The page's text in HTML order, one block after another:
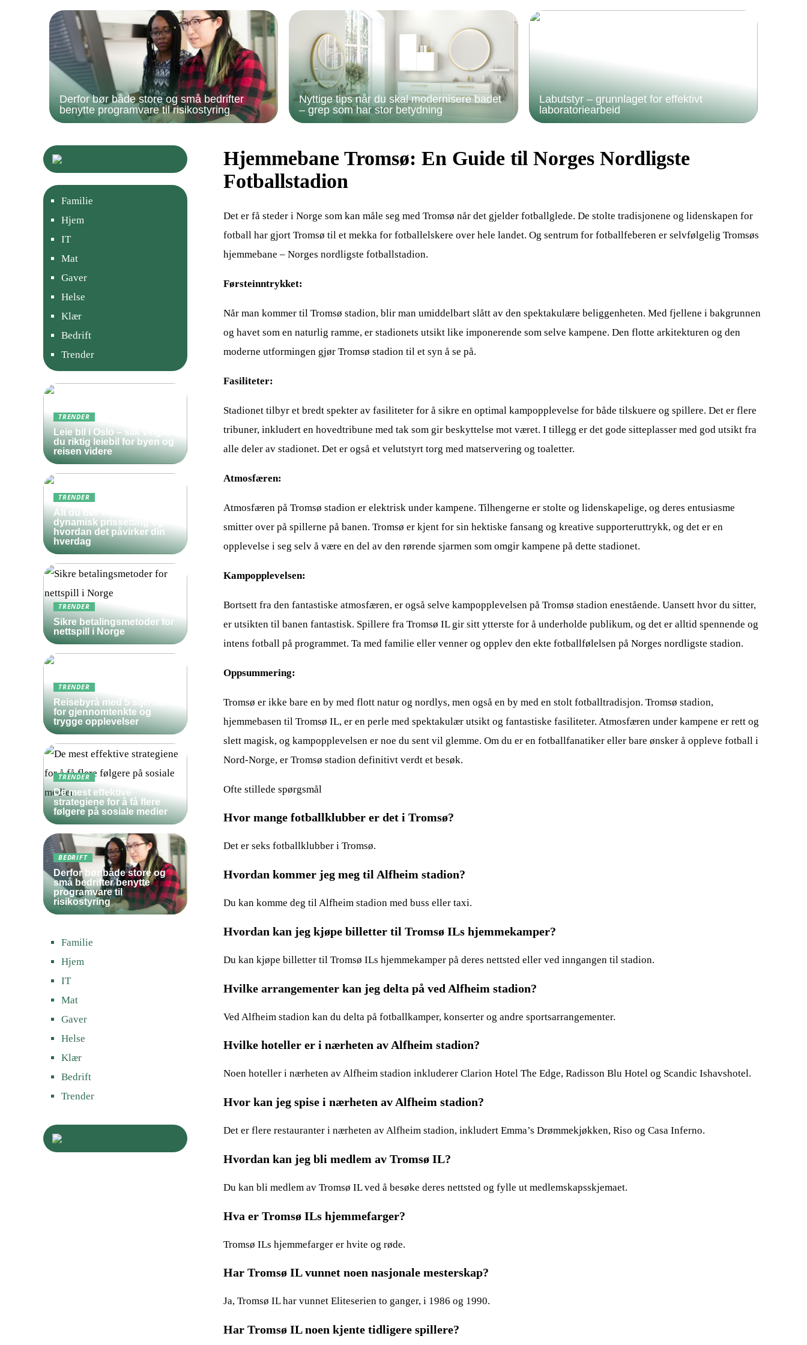
Derfor bør både store og små bedrifter
benytte programvare til risikostyring
Nyttige tips når du skal modernisere badet
– grep som har stor betydning
Labutstyr – grunnlaget for effektivt
laboratoriearbeid
Hjemmebane Tromsø: En Guide til Norges Nordligste
Fotballstadion
Det er få steder i Norge som kan måle seg med Tromsø når det gjelder fotballglede. De stolte tradisjonene og lidenskapen for
fotball har gjort Tromsø til et mekka for fotballelskere over hele landet. Og sentrum for fotballfeberen er selvfølgelig Tromsøs
hjemmebane – Norges nordligste fotballstadion.
Førsteinntrykket:
Når man kommer til Tromsø stadion, blir man umiddelbart slått av den spektakulære beliggenheten. Med fjellene i bakgrunnen
og havet som en naturlig ramme, er stadionets utsikt like imponerende som selve kampene. Den flotte arkitekturen og den
moderne utformingen gjør Tromsø stadion til et syn å se på.
Fasiliteter:
Stadionet tilbyr et bredt spekter av fasiliteter for å sikre en optimal kampopplevelse for både tilskuere og spillere. Det er flere
tribuner, inkludert en hovedtribune med tak som gir beskyttelse mot været. I tillegg er det gode sitteplasser med god utsikt fra
alle deler av stadionet. Det er også et velutstyrt torg med matservering og toaletter.
Atmosfæren:
Atmosfæren på Tromsø stadion er elektrisk under kampene. Tilhengerne er stolte og lidenskapelige, og deres entusiasme
smitter over på spillerne på banen. Tromsø er kjent for sin hektiske fansang og kreative supporteruttrykk, og det er en
opplevelse i seg selv å være en del av den rørende sjarmen som omgir kampene på dette stadionet.
Kampopplevelsen:
Bortsett fra den fantastiske atmosfæren, er også selve kampopplevelsen på Tromsø stadion enestående. Uansett hvor du sitter,
er utsikten til banen fantastisk. Spillere fra Tromsø IL gir sitt ytterste for å underholde publikum, og det er alltid spennende og
intens fotball på programmet. Ta med familie eller venner og opplev den ekte fotballfølelsen på Norges nordligste stadion.
Oppsummering:
Tromsø er ikke bare en by med flott natur og nordlys, men også en by med en stolt fotballtradisjon. Tromsø stadion,
hjemmebasen til Tromsø IL, er en perle med spektakulær utsikt og fantastiske fasiliteter. Atmosfæren under kampene er rett og
slett magisk, og kampopplevelsen er noe du sent vil glemme. Om du er en fotballfanatiker eller bare ønsker å oppleve fotball i
Nord-Norge, er Tromsø stadion definitivt verdt et besøk.
Ofte stillede spørgsmål
Hvor mange fotballklubber er det i Tromsø?
Det er seks fotballklubber i Tromsø.
Hvordan kommer jeg meg til Alfheim stadion?
Du kan komme deg til Alfheim stadion med buss eller taxi.
Hvordan kan jeg kjøpe billetter til Tromsø ILs hjemmekamper?
Du kan kjøpe billetter til Tromsø ILs hjemmekamper på deres nettsted eller ved inngangen til stadion.
Hvilke arrangementer kan jeg delta på ved Alfheim stadion?
Ved Alfheim stadion kan du delta på fotballkamper, konserter og andre sportsarrangementer.
Hvilke hoteller er i nærheten av Alfheim stadion?
Noen hoteller i nærheten av Alfheim stadion inkluderer Clarion Hotel The Edge, Radisson Blu Hotel og Scandic Ishavshotel.
Hvor kan jeg spise i nærheten av Alfheim stadion?
Det er flere restauranter i nærheten av Alfheim stadion, inkludert Emma’s Drømmekjøkken, Riso og Casa Inferno.
Hvordan kan jeg bli medlem av Tromsø IL?
Du kan bli medlem av Tromsø IL ved å besøke deres nettsted og fylle ut medlemskapsskjemaet.
Hva er Tromsø ILs hjemmefarger?
Tromsø ILs hjemmefarger er hvite og røde.
Har Tromsø IL vunnet noen nasjonale mesterskap?
Ja, Tromsø IL har vunnet Eliteserien to ganger, i 1986 og 1990.
Har Tromsø IL noen kjente tidligere spillere?
Familie
Hjem
IT
Mat
Gaver
Helse
Klær
Bedrift
Trender
TRENDER
Leie bil i Oslo – slik velger
du riktig leiebil for byen og
reisen videre
TRENDER
Alt du bør vite om
dynamisk prissetting og
hvordan det påvirker din
hverdag
TRENDER
Sikre betalingsmetoder for
nettspill i Norge
TRENDER
Reisebyrå med 5 stjerner
for gjennomtenkte og
trygge opplevelser
TRENDER
De mest effektive
strategiene for å få flere
følgere på sosiale medier
BEDRIFT
Derfor bør både store og
små bedrifter benytte
programvare til
risikostyring
Familie
Hjem
IT
Mat
Gaver
Helse
Klær
Bedrift
Trender